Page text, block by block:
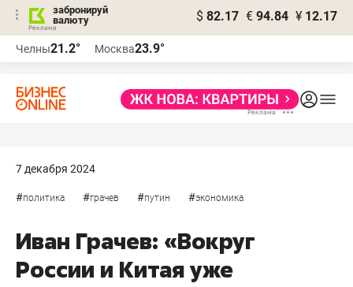
забронируй
валюту
$ 82.17 € 94.84 ¥ 12.17
Челны21.2° Москва23.9°
7 декабря 2024
#политика #грачев #путин #экономика
Иван Грачев: «Вокруг
России и Китая уже